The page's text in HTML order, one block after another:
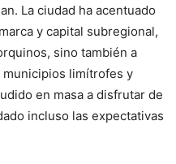
La ciudad ha acentuado
y capital subregional,
sino también a
limítrofes y
en masa a disfrutar de
incluso las expectativas